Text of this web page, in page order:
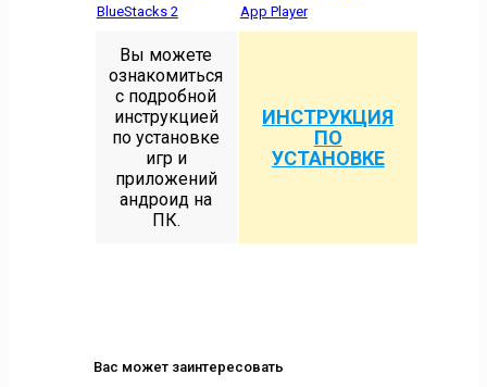
BlueStacks 2
App Player
Вы можете
ознакомиться
с подробной
инструкцией
по установке
игр и
приложений
андроид на
ПК.
ИНСТРУКЦИЯ
ПО
УСТАНОВКЕ
Вас может заинтересовать